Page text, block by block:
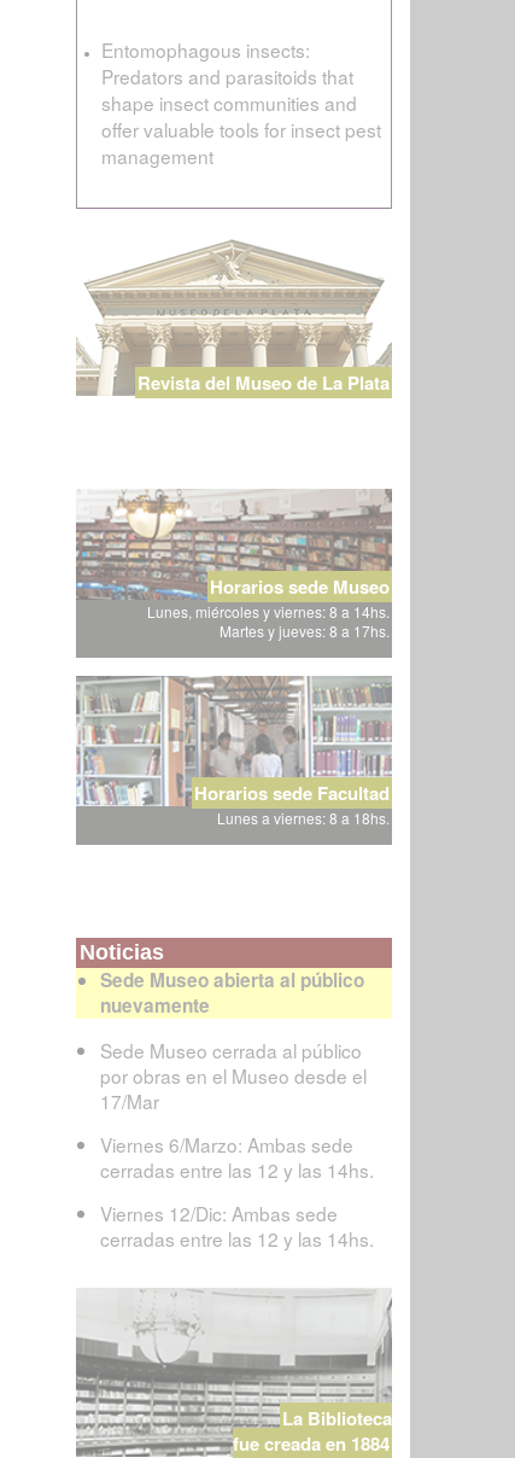
Entomophagous insects:
Predators and parasitoids that
shape insect communities and
offer valuable tools for insect pest
management
Revista del Museo de La Plata
Horarios sede Museo
Lunes, miércoles y viernes: 8 a 14hs.
Martes y jueves: 8 a 17hs.
Horarios sede Facultad
Lunes a viernes: 8 a 18hs.
Noticias
Sede Museo abierta al público
nuevamente
Sede Museo cerrada al público
por obras en el Museo desde el
17/Mar
Viernes 6/Marzo: Ambas sede
cerradas entre las 12 y las 14hs.
Viernes 12/Dic: Ambas sede
cerradas entre las 12 y las 14hs.
La Biblioteca
fue creada en 1884